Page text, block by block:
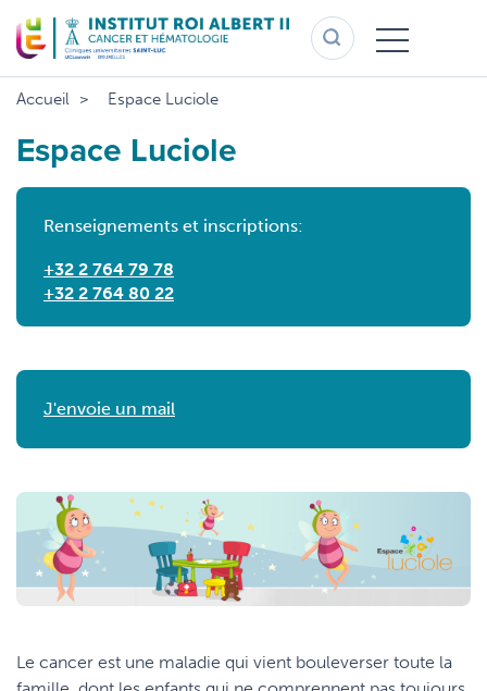
au
contenu
principal
Accueil Espace Luciole
Espace Luciole
Renseignements et inscriptions:
+32 2 764 79 78
+32 2 764 80 22
J'envoie un mail
Le cancer est une maladie qui vient bouleverser toute la